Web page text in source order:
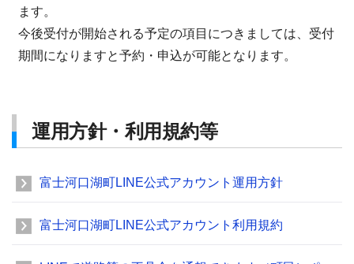
ます。
今後受付が開始される予定の項目につきましては、受付
期間になりますと予約・申込が可能となります。
運用方針・利用規約等
富士河口湖町LINE公式アカウント運用方針
富士河口湖町LINE公式アカウント利用規約